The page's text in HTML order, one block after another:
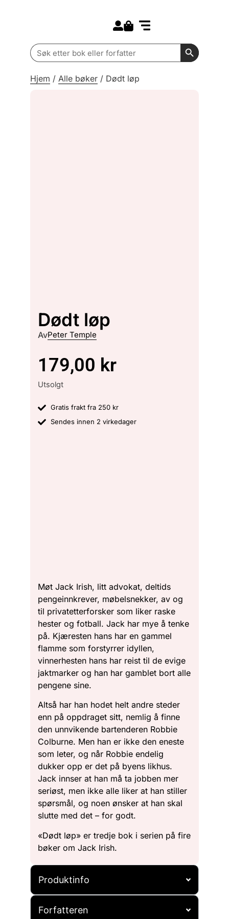
Search
for:
Search
Hjem / Alle bøker / Dødt løp
Dødt løp
AvPeter Temple
179,00 kr
Utsolgt
Gratis frakt fra 250 kr
Sendes innen 2 virkedager
Møt Jack Irish, litt advokat, deltids
pengeinnkrever, møbelsnekker, av og
til privatetterforsker som liker raske
hester og fotball. Jack har mye å tenke
på. Kjæresten hans har en gammel
flamme som forstyrrer idyllen,
vinnerhesten hans har reist til de evige
jaktmarker og han har gamblet bort alle
pengene sine.
Altså har han hodet helt andre steder
enn på oppdraget sitt, nemlig å finne
den unnvikende bartenderen Robbie
Colburne. Men han er ikke den eneste
som leter, og når Robbie endelig
dukker opp er det på byens likhus.
Jack innser at han må ta jobben mer
seriøst, men ikke alle liker at han stiller
spørsmål, og noen ønsker at han skal
slutte med det – for godt.
«Dødt løp» er tredje bok i serien på fire
bøker om Jack Irish.
Produktinfo
Forfatteren